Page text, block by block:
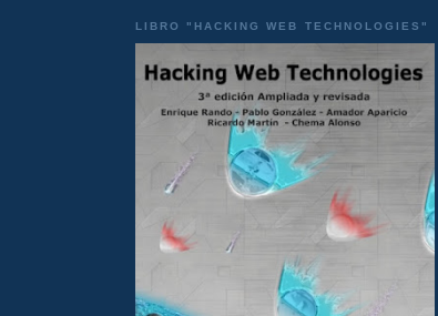
LIBRO "HACKING WEB TECHNOLOGIES"